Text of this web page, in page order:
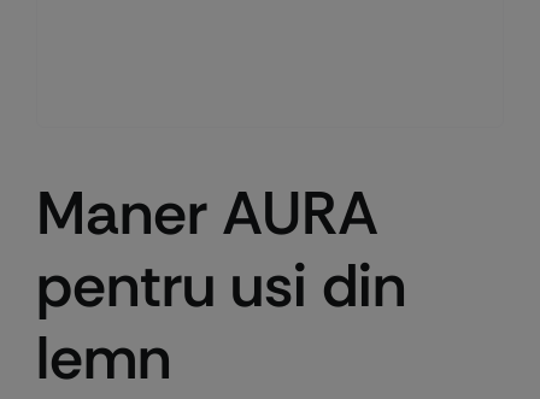
Maner AURA
pentru usi din
lemn